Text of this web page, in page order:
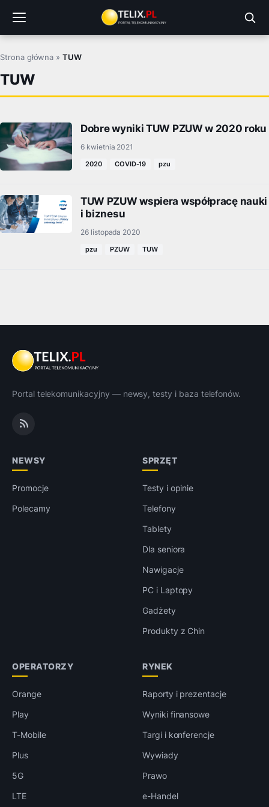
treści
Strona główna »TUW
TUW
Dobre wyniki TUW PZUW w 2020 roku
6 kwietnia 2021
2020 COVID-19 pzu
TUW PZUW wspiera współpracę nauki
i biznesu
26 listopada 2020
pzu PZUW TUW
Portal telekomunikacyjny — newsy, testy i baza telefonów.
NEWSY
Promocje
Polecamy
SPRZĘT
Testy i opinie
Telefony
Tablety
Dla seniora
Nawigacje
PC i Laptopy
Gadżety
Produkty z Chin
OPERATORZY
Orange
Play
T-Mobile
Plus
5G
LTE
RYNEK
Raporty i prezentacje
Wyniki finansowe
Targi i konferencje
Wywiady
Prawo
e-Handel